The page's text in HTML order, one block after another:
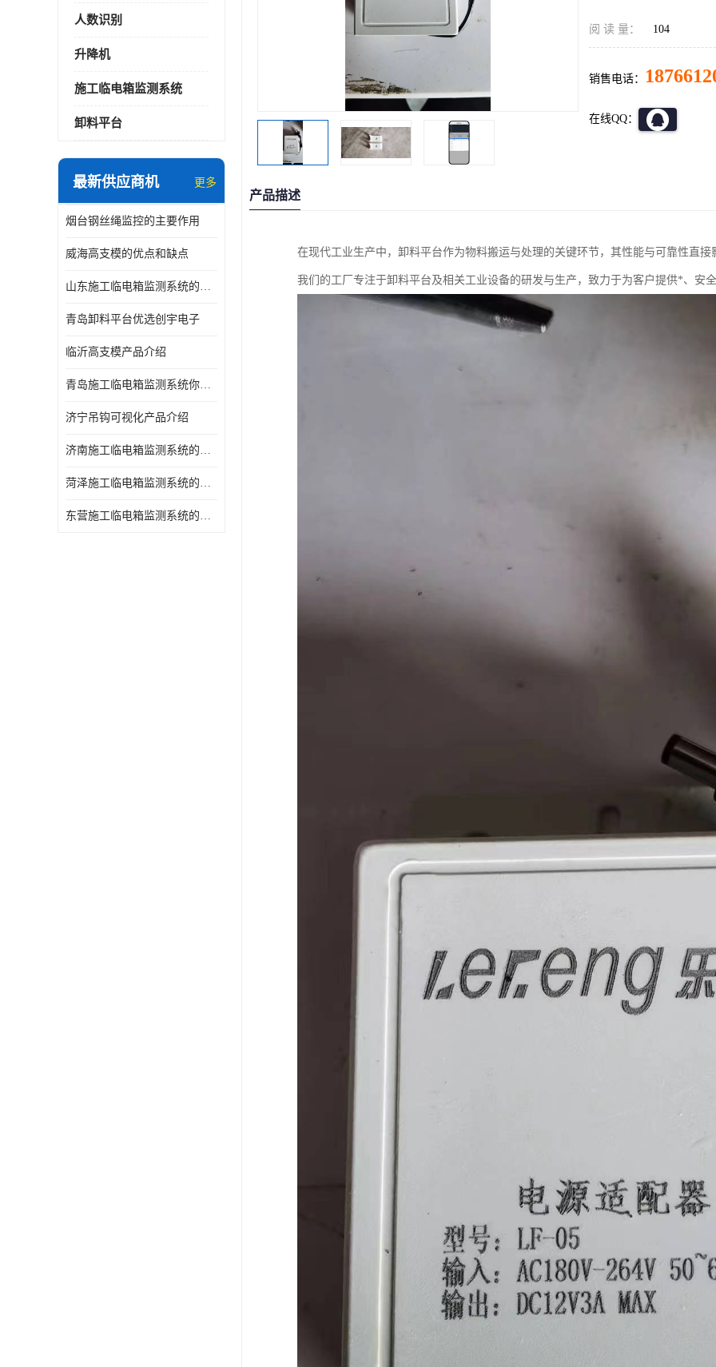
人数识别
升降机
施工临电箱监测系统
卸料平台
最新供应商机 更多
烟台钢丝绳监控的主要作用
威海高支模的优点和缺点
山东施工临电箱监测系统的优点和缺点
青岛卸料平台优选创宇电子
临沂高支模产品介绍
青岛施工临电箱监测系统你了解吗，产品指南
济宁吊钩可视化产品介绍
济南施工临电箱监测系统的优点和缺点
菏泽施工临电箱监测系统的主要作用
东营施工临电箱监测系统的主要作用
阅 读 量： 104
销售电话：
在线QQ：
产品描述
在现代工业生产中，卸料平台作为物料搬运与处理的关键环节，其性能与可靠性直接
我们的工厂专注于卸料平台及相关工业设备的研发与生产，致力于为客户提供*、安